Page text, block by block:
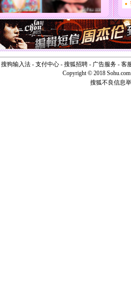
能正大
天都要快
[圣诞节]
如意,快
[元旦]看
断电。爱
[元旦] 如
起；二是
离。水晶
搜狗输入法- 支付中心- 搜狐招聘- 广告服务- 客
Copyright © 2018
搜狐不良信息